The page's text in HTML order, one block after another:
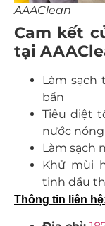
AAAClean
Cam kết
tại
Làm sạch
bẩn
Tiêu diệt
nước nóng
Làm sạch
Khử mùi
tinh dầu
Thông tin liên